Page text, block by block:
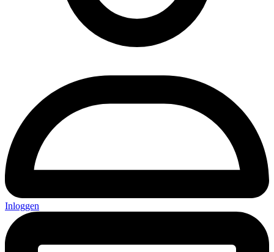
Inloggen